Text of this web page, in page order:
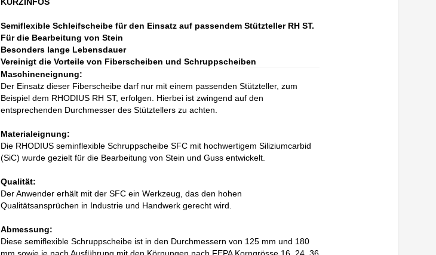
Semiflexible Schleifscheibe für den Einsatz auf passendem Stützteller RH ST.
Für die Bearbeitung von Stein
Besonders lange Lebensdauer
Vereinigt die Vorteile von Fiberscheiben und Schruppscheiben
Maschineneignung:
Der Einsatz dieser Fiberscheibe darf nur mit einem passenden Stützteller, zum
Beispiel dem RHODIUS RH ST, erfolgen. Hierbei ist zwingend auf den
entsprechenden Durchmesser des Stütztellers zu achten.
Materialeignung:
Die RHODIUS seminflexible Schruppscheibe SFC mit hochwertigem Siliziumcarbid
(SiC) wurde gezielt für die Bearbeitung von Stein und Guss entwickelt.
Qualität:
Der Anwender erhält mit der SFC ein Werkzeug, das den hohen
Qualitätsansprüchen in Industrie und Handwerk gerecht wird.
Abmessung:
Diese semiflexible Schruppscheibe ist in den Durchmessern von 125 mm und 180